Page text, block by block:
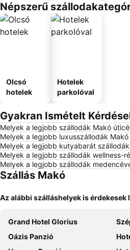
Népszerű
Olcsó
hotelek
Hotelek
parkolóval
Gyakran Ismételt
Melyek a legjobb szállodák Makó
Melyek a legjobb luxusszállodák
Melyek a legjobb kutyabarát
Melyek a legjobb szállodák wellness-
Melyek a legjobb szállodák
Szállás Makó
Az alábbi szálláshelyek is érdekesek
Grand Hotel Glorius
Oázis Panzió